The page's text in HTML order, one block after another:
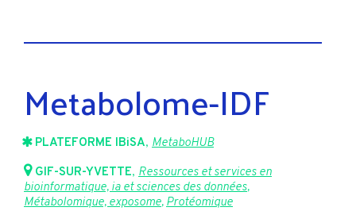
Metabolome-IDF
PLATEFORME IBiSA, MetaboHUB
GIF-SUR-YVETTE, Ressources et services en
bioinformatique, ia et sciences des données,
Métabolomique, exposome, Protéomique